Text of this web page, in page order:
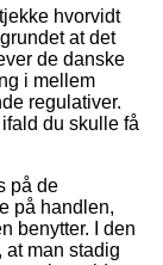
hvorvidt
at det
de danske
i mellem
regulativer.
du skulle få
på de
på handlen,
benytter. I den
man stadig